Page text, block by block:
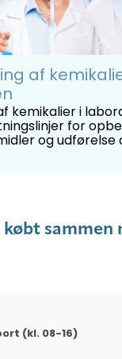
af
kemikalier i
for
og udførelse
sammen
(kl. 08-16)